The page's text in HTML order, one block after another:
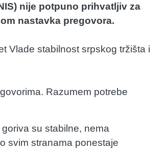
nije potpuno prihvatljiv za
nastavka pregovora.
Vlade stabilnost srpskog tržišta i
Razumem potrebe
su stabilne, nema
svim stranama ponestaje